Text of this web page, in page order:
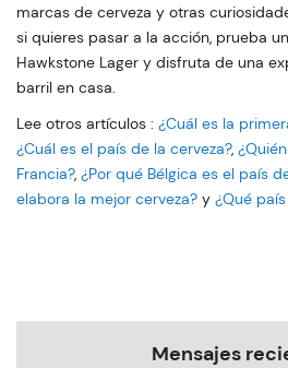
marcas de cerveza y otras
si quieres pasar a la acción, prueba
Hawkstone Lager y disfruta de una
barril en casa.
Lee otros artículos : ¿Cuál es la
¿Cuál es el país de la cerveza?,
Francia?, ¿Por qué Bélgica es el país
elabora la mejor cerveza? y ¿Qué
Mensajes